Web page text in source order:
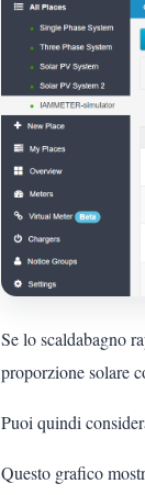
Se lo scaldabagno
proporzione solare
Puoi quindi
Questo grafico